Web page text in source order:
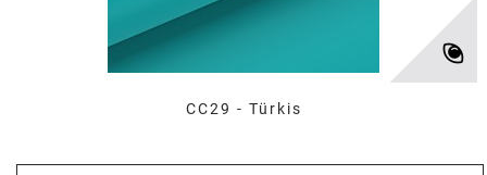
CC29 - Türkis